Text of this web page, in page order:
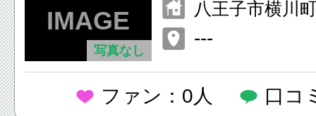
写真なし
八王子市横川
---
ファン：0人 口コ